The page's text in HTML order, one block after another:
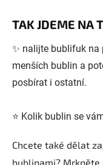
TAK JDEME NA
✨ nalijte bublifuk na
menších bublin a
posbírat i ostatní.
⭐️ Kolik bublin se
Chcete také dělat
bublinami? Mrkněte